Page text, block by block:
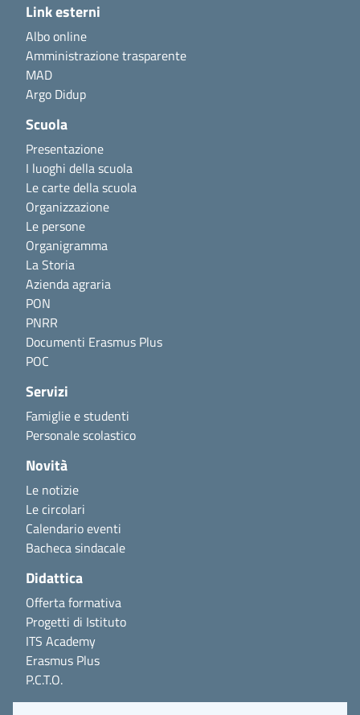
Link esterni
Albo online
Amministrazione trasparente
MAD
Argo Didup
Scuola
Presentazione
I luoghi della scuola
Le carte della scuola
Organizzazione
Le persone
Organigramma
La Storia
Azienda agraria
PON
PNRR
Documenti Erasmus Plus
POC
Servizi
Famiglie e studenti
Personale scolastico
Novità
Le notizie
Le circolari
Calendario eventi
Bacheca sindacale
Didattica
Offerta formativa
Progetti di Istituto
ITS Academy
Erasmus Plus
P.C.T.O.